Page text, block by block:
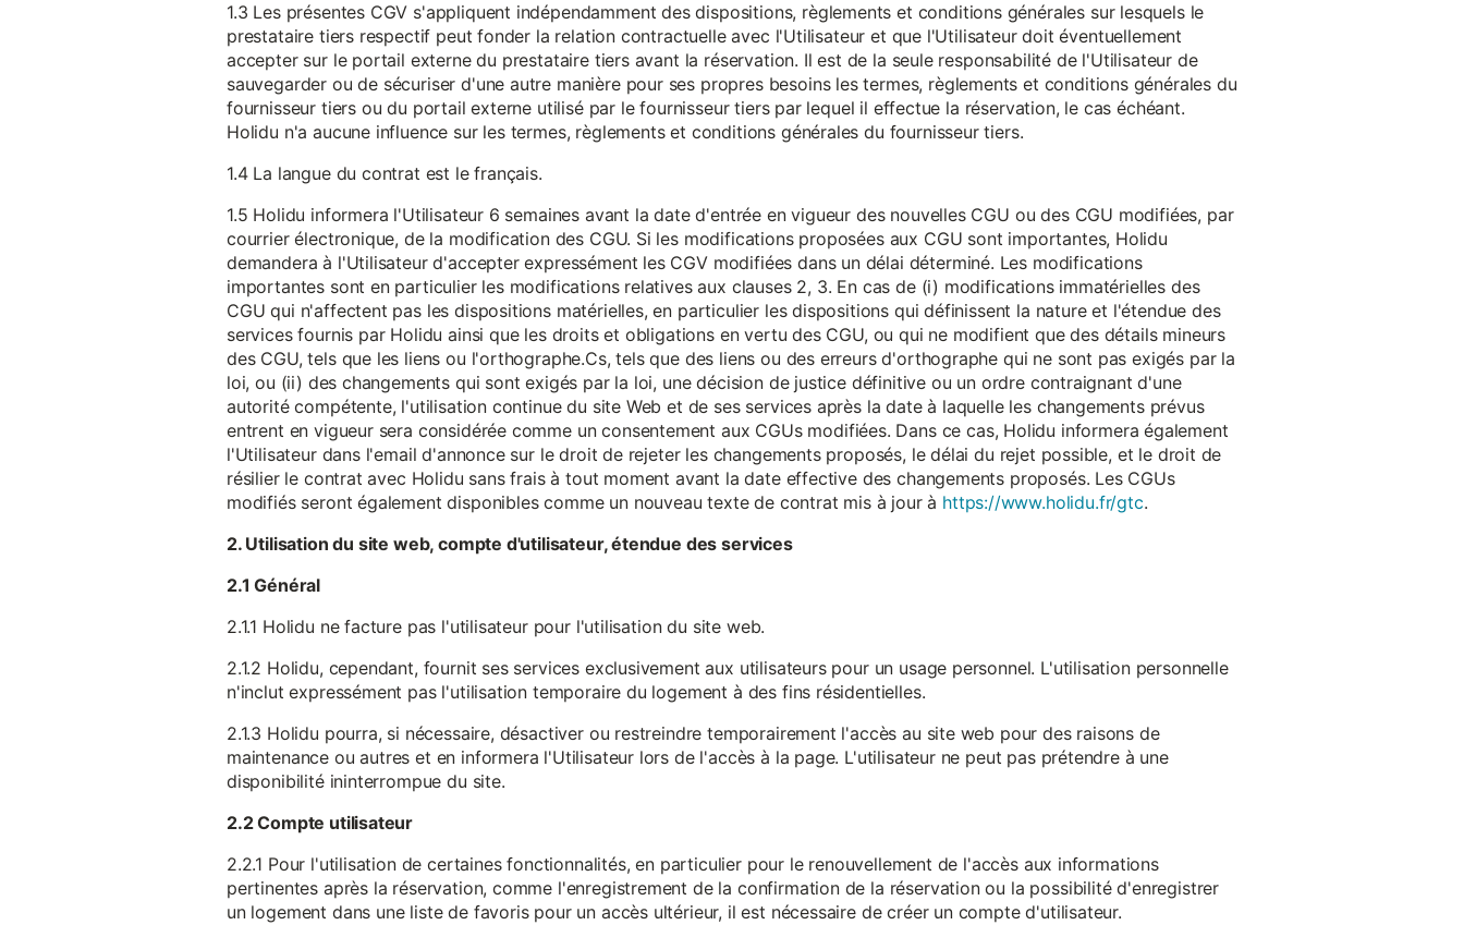
1.3 Les présentes CGV s'appliquent indépendamment des dispositions, règlements et conditions générales sur lesquels le
prestataire tiers respectif peut fonder la relation contractuelle avec l'Utilisateur et que l'Utilisateur doit éventuellement
accepter sur le portail externe du prestataire tiers avant la réservation. Il est de la seule responsabilité de l'Utilisateur de
sauvegarder ou de sécuriser d'une autre manière pour ses propres besoins les termes, règlements et conditions générales du
fournisseur tiers ou du portail externe utilisé par le fournisseur tiers par lequel il effectue la réservation, le cas échéant.
Holidu n'a aucune influence sur les termes, règlements et conditions générales du fournisseur tiers.
1.4 La langue du contrat est le français.
1.5 Holidu informera l'Utilisateur 6 semaines avant la date d'entrée en vigueur des nouvelles CGU ou des CGU modifiées, par
courrier électronique, de la modification des CGU. Si les modifications proposées aux CGU sont importantes, Holidu
demandera à l'Utilisateur d'accepter expressément les CGV modifiées dans un délai déterminé. Les modifications
importantes sont en particulier les modifications relatives aux clauses 2, 3. En cas de (i) modifications immatérielles des
CGU qui n'affectent pas les dispositions matérielles, en particulier les dispositions qui définissent la nature et l'étendue des
services fournis par Holidu ainsi que les droits et obligations en vertu des CGU, ou qui ne modifient que des détails mineurs
des CGU, tels que les liens ou l'orthographe.Cs, tels que des liens ou des erreurs d'orthographe qui ne sont pas exigés par la
loi, ou (ii) des changements qui sont exigés par la loi, une décision de justice définitive ou un ordre contraignant d'une
autorité compétente, l'utilisation continue du site Web et de ses services après la date à laquelle les changements prévus
entrent en vigueur sera considérée comme un consentement aux CGUs modifiées. Dans ce cas, Holidu informera également
l'Utilisateur dans l'email d'annonce sur le droit de rejeter les changements proposés, le délai du rejet possible, et le droit de
résilier le contrat avec Holidu sans frais à tout moment avant la date effective des changements proposés. Les CGUs
modifiés seront également disponibles comme un nouveau texte de contrat mis à jour à https://www.holidu.fr/gtc.
2. Utilisation du site web, compte d'utilisateur, étendue des services
2.1 Général
2.1.1 Holidu ne facture pas l'utilisateur pour l'utilisation du site web.
2.1.2 Holidu, cependant, fournit ses services exclusivement aux utilisateurs pour un usage personnel. L'utilisation personnelle
n'inclut expressément pas l'utilisation temporaire du logement à des fins résidentielles.
2.1.3 Holidu pourra, si nécessaire, désactiver ou restreindre temporairement l'accès au site web pour des raisons de
maintenance ou autres et en informera l'Utilisateur lors de l'accès à la page. L'utilisateur ne peut pas prétendre à une
disponibilité ininterrompue du site.
2.2 Compte utilisateur
2.2.1 Pour l'utilisation de certaines fonctionnalités, en particulier pour le renouvellement de l'accès aux informations
pertinentes après la réservation, comme l'enregistrement de la confirmation de la réservation ou la possibilité d'enregistrer
un logement dans une liste de favoris pour un accès ultérieur, il est nécessaire de créer un compte d'utilisateur.